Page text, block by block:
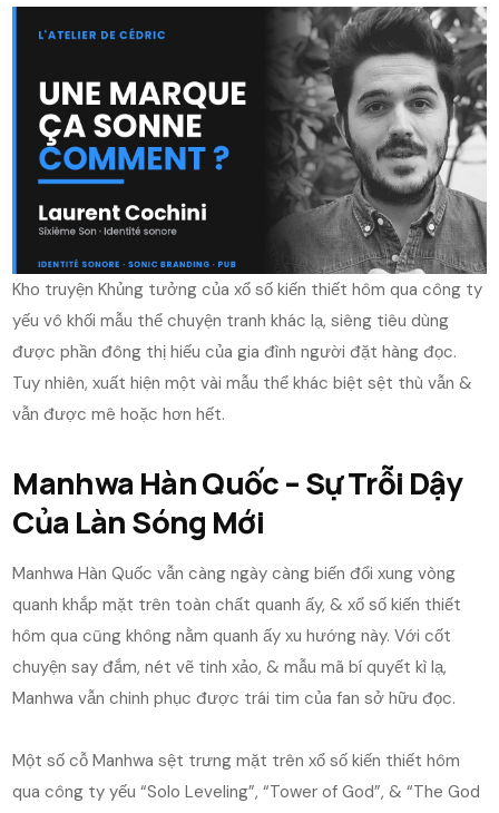
Kho truyện Khủng tưởng của xổ số kiến thiết hôm qua công ty
yếu vô khối mẫu thể chuyện tranh khác lạ, siêng tiêu dùng
được phần đông thị hiếu của gia đình người đặt hàng đọc.
Tuy nhiên, xuất hiện một vài mẫu thể khác biệt sệt thù vẫn &
vẫn được mê hoặc hơn hết.
Manhwa Hàn Quốc – Sự Trỗi Dậy
Của Làn Sóng Mới
Manhwa Hàn Quốc vẫn càng ngày càng biến đổi xung vòng
quanh khắp mặt trên toàn chất quanh ấy, & xổ số kiến thiết
hôm qua cũng không nằm quanh ấy xu hướng này. Với cốt
chuyện say đắm, nét vẽ tinh xảo, & mẫu mã bí quyết kì lạ,
Manhwa vẫn chinh phục được trái tim của fan sở hữu đọc.
Một số cỗ Manhwa sệt trưng mặt trên xổ số kiến thiết hôm
qua công ty yếu “Solo Leveling”, “Tower of God”, & “The God